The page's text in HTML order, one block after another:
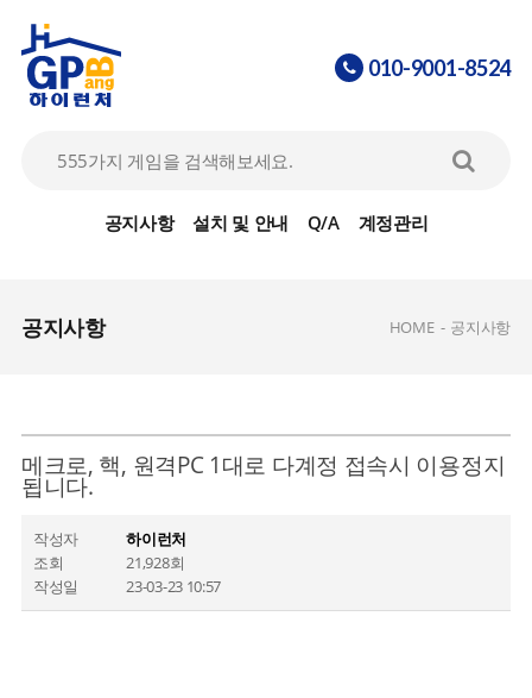
공지사항 설치 및 안내 Q/A 계정관리
010-9001-8524
공지사항 HOME - 공지사항
메크로, 핵, 원격PC 1대로 다계정 접속시 이용정지
됩니다.
작성자
하이런처
조회
21,928회
작성일
23-03-23 10:57